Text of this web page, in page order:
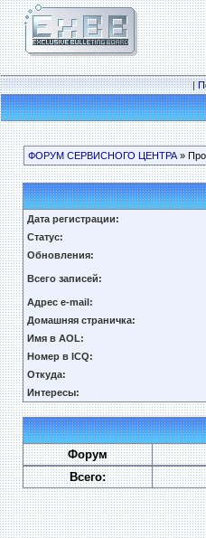
|
ФОРУМ СЕРВИСНОГО ЦЕНТРА»
Дата регистрации:
Статус:
Обновления:
Всего записей:
Адрес e-mail:
Домашняя страничка:
Имя в AOL:
Номер в ICQ:
Откуда:
Интересы:
Форум
Всего: